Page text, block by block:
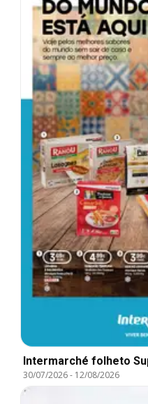
Intermarché folheto
30/07/2026- 12/08/2026